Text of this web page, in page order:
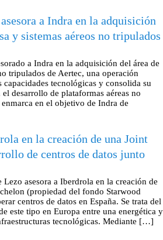
a Indra en la adquisición
y sistemas aéreos no tripulados
a Indra en la adquisición del área de
tripulados de Aertec, una operación
capacidades tecnológicas y consolida su
desarrollo de plataformas aéreas no
en el objetivo de Indra de
en la creación de una Joint
de centros de datos junto
asesora a Iberdrola en la creación de
(propiedad del fondo Starwood
centros de datos en España. Se trata del
este tipo en Europa entre una energética y
tecnológicas. Mediante […]